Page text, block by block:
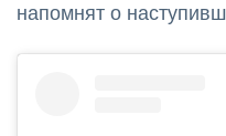
напомнят о